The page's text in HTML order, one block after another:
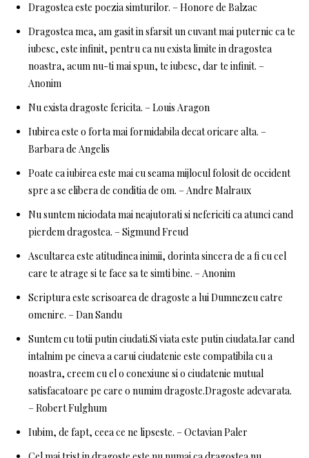
Dragostea este poezia simturilor. – Honore de Balzac
Dragostea mea, am gasit in sfarsit un cuvant mai puternic ca te
iubesc, este infinit, pentru ca nu exista limite in dragostea
noastra, acum nu-ti mai spun, te iubesc, dar te infinit. –
Anonim
Nu exista dragoste fericita. – Louis Aragon
Iubirea este o forta mai formidabila decat oricare alta. –
Barbara de Angelis
Poate ca iubirea este mai cu seama mijlocul folosit de occident
spre a se elibera de conditia de om. – Andre Malraux
Nu suntem niciodata mai neajutorati si nefericiti ca atunci cand
pierdem dragostea. – Sigmund Freud
Ascultarea este atitudinea inimii, dorinta sincera de a fi cu cel
care te atrage si te face sa te simti bine. – Anonim
Scriptura este scrisoarea de dragoste a lui Dumnezeu catre
omenire. – Dan Sandu
Suntem cu totii putin ciudati.Si viata este putin ciudata.Iar cand
intalnim pe cineva a carui ciudatenie este compatibila cu a
noastra, creem cu el o conexiune si o ciudatenie mutual
satisfacatoare pe care o numim dragoste.Dragoste adevarata.
– Robert Fulghum
Iubim, de fapt, ceea ce ne lipseste. – Octavian Paler